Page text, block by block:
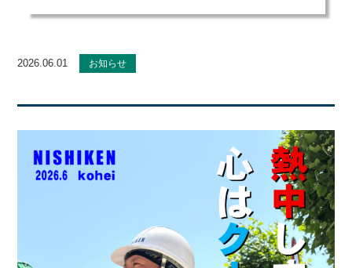
2026.06.01 お知らせ